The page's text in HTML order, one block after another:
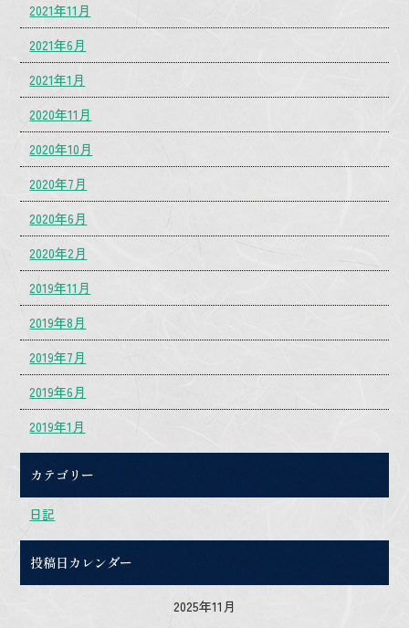
2021年11月
2021年6月
2021年1月
2020年11月
2020年10月
2020年7月
2020年6月
2020年2月
2019年11月
2019年8月
2019年7月
2019年6月
2019年1月
カテゴリー
日記
投稿日カレンダー
2025年11月